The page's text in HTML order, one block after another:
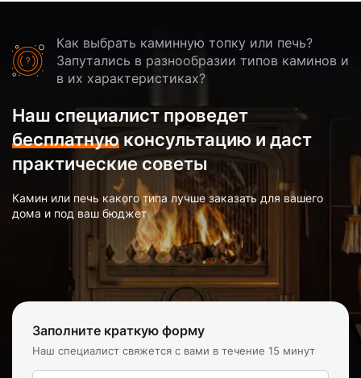
Как выбрать каминную топку или печь?
Запутались в разнообразии типов каминов и
в их характеристиках?
Наш специалист проведет
бесплатную консультацию и даст
практические советы
Камин или печь какого типа лучше заказать для вашего
дома и под ваш бюджет
Заполните краткую форму
Наш специалист свяжется с вами в течение 15 минут